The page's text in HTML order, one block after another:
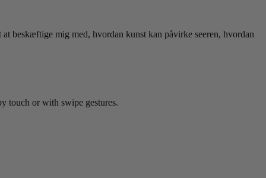
beskæftige mig med, hvordan kunst kan påvirke seeren, hvordan
touch or with swipe gestures.